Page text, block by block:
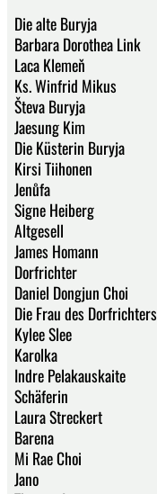
Die alte Buryja
Barbara Dorothea Link
Laca Klemeň
Ks. Winfrid Mikus
Števa Buryja
Jaesung Kim
Die Küsterin Buryja
Kirsi Tiihonen
Jenůfa
Signe Heiberg
Altgesell
James Homann
Dorfrichter
Daniel Dongjun Choi
Die Frau des Dorfrichters
Kylee Slee
Karolka
Indre Pelakauskaite
Schäferin
Laura Streckert
Barena
Mi Rae Choi
Jano